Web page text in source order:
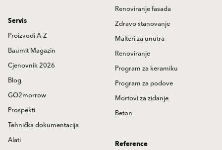
Renoviranje fasada
Zdravo stanovanje
Malteri za unutra
Renoviranje
Program za keramiku
Program za podove
Mortovi za zidanje
Beton
Servis
Proizvodi A-Z
Baumit Magazin
Cjenovnik 2026
Blog
GO2morrow
Prospekti
Tehnička dokumentacija
Alati
Reference